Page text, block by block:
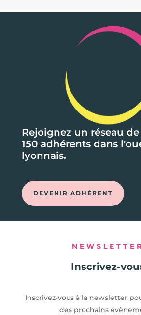
Rejoignez un réseau
150 adhérents dans
lyonnais.
DEVENIR ADHÉRENT
NEWSLETTER
Inscrivez-
Inscrivez-vous à la newsletter
des prochains